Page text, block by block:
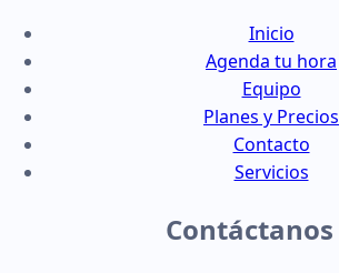
Inicio
Agenda tu hora
Equipo
Planes y Precios
Contacto
Servicios
Contáctanos